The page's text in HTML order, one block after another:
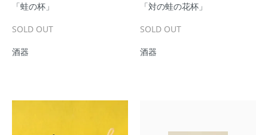
「蛙の杯」
SOLD OUT
酒器
「対の蛙の花杯」
SOLD OUT
酒器